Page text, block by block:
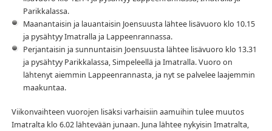
Parikkalassa.
Maanantaisin ja lauantaisin Joensuusta lähtee lisävuoro klo 10.15
ja pysähtyy Imatralla ja Lappeenrannassa.
Perjantaisin ja sunnuntaisin Joensuusta lähtee lisävuoro klo 13.31
ja pysähtyy Parikkalassa, Simpeleellä ja Imatralla. Vuoro on
lähtenyt aiemmin Lappeenrannasta, ja nyt se palvelee laajemmin
maakuntaa.
Viikonvaihteen vuorojen lisäksi varhaisiin aamuihin tulee muutos
Imatralta klo 6.02 lähtevään junaan. Juna lähtee nykyisin Imatralta,